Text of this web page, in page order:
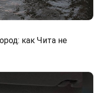
как Чита не